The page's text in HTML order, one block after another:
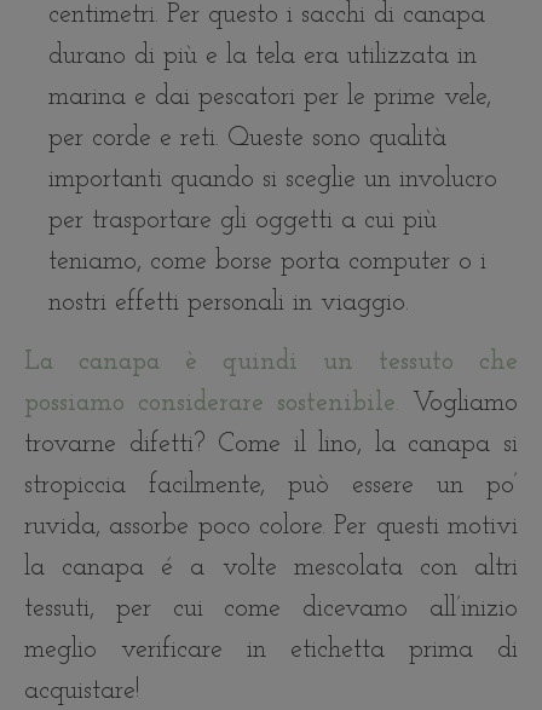
centimetri. Per questo i sacchi di canapa
durano di più e la tela era utilizzata in
marina e dai pescatori per le prime vele,
per corde e reti. Queste sono qualità
importanti quando si sceglie un involucro
per trasportare gli oggetti a cui più
teniamo, come borse porta computer o i
nostri effetti personali in viaggio.
La canapa è quindi un tessuto che
possiamo considerare sostenibile.
Vogliamo
trovarne difetti? Come il lino, la canapa si
stropiccia facilmente, può essere un po’
ruvida, assorbe poco colore. Per questi motivi
la canapa é a volte mescolata con altri
tessuti, per cui come dicevamo all’inizio
meglio verificare in etichetta prima di
acquistare!